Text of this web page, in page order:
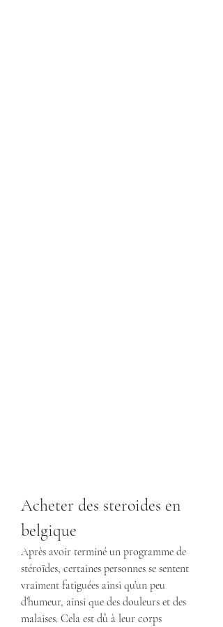
Acheter des steroides en
belgique
Après avoir terminé un programme de
stéroïdes, certaines personnes se sentent
vraiment fatiguées ainsi qu’un peu
d’humeur, ainsi que des douleurs et des
malaises. Cela est dû à leur corps